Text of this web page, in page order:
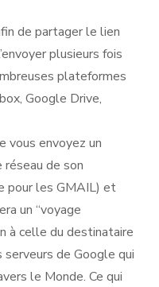
de partager le lien
plusieurs fois
plateformes
Google Drive,
vous envoyez un
de son
pour les GMAIL) et
un “voyage
à celle du destinataire
de Google qui
le Monde. Ce qui